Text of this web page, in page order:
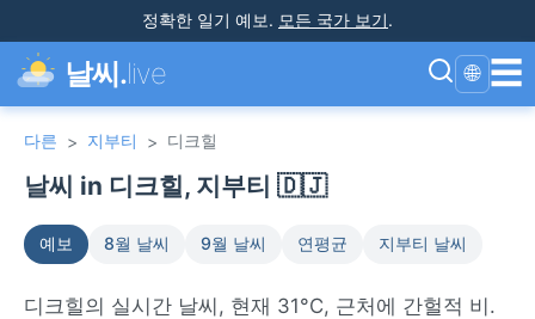
정확한 일기 예보. 모든 국가 보기.
날씨.live 🌐 ☰
다른 > 지부티 > 디크힐
날씨 in 디크힐, 지부티 🇩🇯
예보 8월 날씨 9월 날씨 연평균 지부티 날씨
디크힐의 실시간 날씨, 현재 31°C, 근처에 간헐적 비.